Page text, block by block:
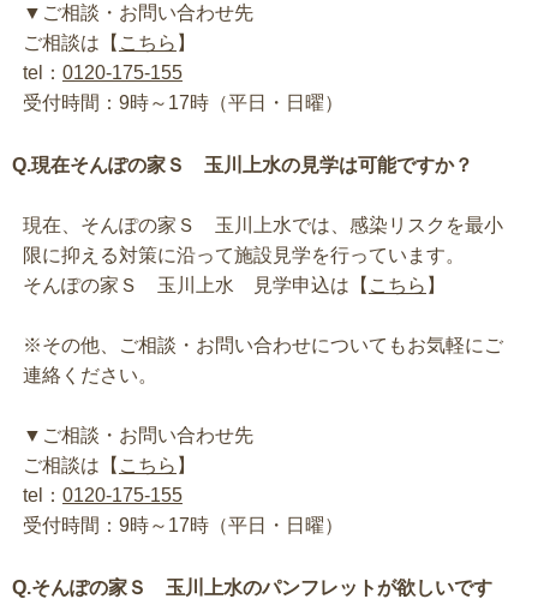
▼ご相談・お問い合わせ先
ご相談は【 こちら 】
tel： 0120-175-155
受付時間：9時～17時（平日・日曜）
Q.現在そんぽの家Ｓ 玉川上水の見学は可能ですか？
現在、そんぽの家Ｓ 玉川上水では、感染リスクを最小
限に抑える対策に沿って施設見学を行っています。
そんぽの家Ｓ 玉川上水 見学申込は【 こちら 】
※その他、ご相談・お問い合わせについてもお気軽にご
連絡ください。
▼ご相談・お問い合わせ先
ご相談は【 こちら 】
tel： 0120-175-155
受付時間：9時～17時（平日・日曜）
Q.そんぽの家Ｓ 玉川上水のパンフレットが欲しいです